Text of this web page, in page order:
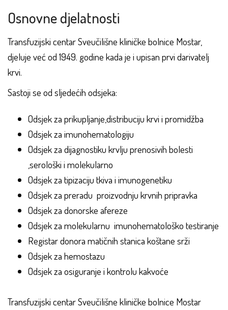
Osnovne djelatnosti
Transfuzijski centar Sveučilišne kliničke bolnice Mostar,
djeluje već od 1949. godine kada je i upisan prvi darivatelj
krvi.
Sastoji se od sljedećih odsjeka:
Odsjek za prikupljanje,distribuciju krvi i promidžba
Odsjek za imunohematologiju
Odsjek za dijagnostiku krvlju prenosivih bolesti
,serološki i molekularno
Odsjek za tipizaciju tkiva i imunogenetiku
Odsjek za preradu proizvodnju krvnih pripravka
Odsjek za donorske afereze
Odsjek za molekularnu imunohematološko testiranje
Registar donora matičnih stanica koštane srži
Odsjek za hemostazu
Odsjek za osiguranje i kontrolu kakvoće
Transfuzijski centar Sveučilišne kliničke bolnice Mostar